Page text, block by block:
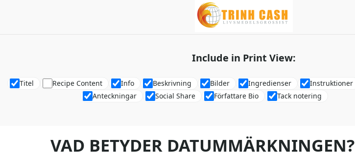
Include in Print View:
Titel Recipe Content Info Beskrivning Bilder Ingredienser Instruktioner
Anteckningar
Social Share Författare Bio Tack notering
VAD BETYDER DATUMMÄRKNINGEN?